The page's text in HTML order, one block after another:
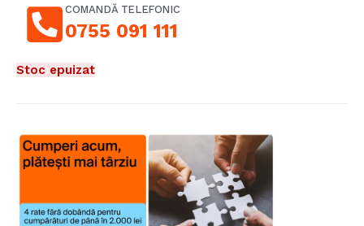
COMANDĂ TELEFONIC
0755 091 111
Stoc epuizat